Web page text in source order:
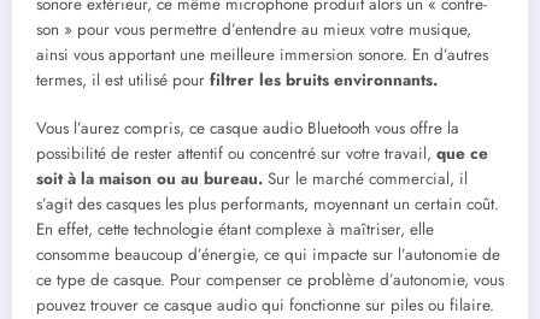
son » pour vous permettre d’entendre au mieux votre musique,
ainsi vous apportant une meilleure immersion sonore. En d’autres
termes, il est utilisé pour filtrer les bruits environnants.
Vous l’aurez compris, ce casque audio Bluetooth vous offre la
possibilité de rester attentif ou concentré sur votre travail, que ce
soit à la maison ou au bureau. Sur le marché commercial, il
s’agit des casques les plus performants, moyennant un certain coût.
En effet, cette technologie étant complexe à maîtriser, elle
consomme beaucoup d’énergie, ce qui impacte sur l’autonomie de
ce type de casque. Pour compenser ce problème d’autonomie, vous
pouvez trouver ce casque audio qui fonctionne sur piles ou filaire.